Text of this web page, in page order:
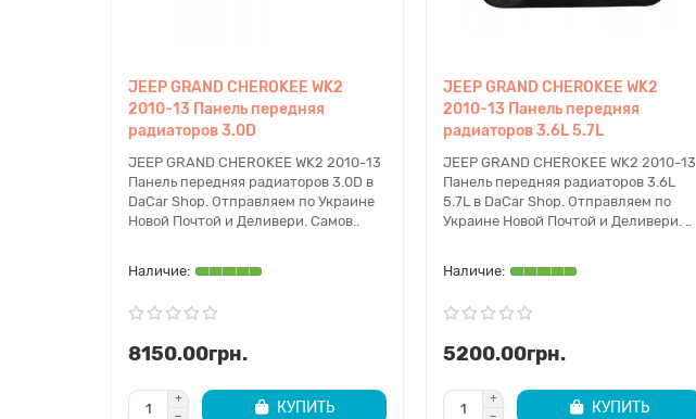
JEEP GRAND CHEROKEE WK2
2010-13 Панель передняя
радиаторов 3.0D
JEEP GRAND CHEROKEE WK2 2010-13
Панель передняя радиаторов 3.0D в
DaCar Shop. Отправляем по Украине
Новой Почтой и Деливери. Самов..
8150.00грн.
КУПИТЬ
JEEP GRAND CHEROKEE WK2
2010-13 Панель передняя
радиаторов 3.6L 5.7L
JEEP GRAND CHEROKEE WK2 2010-13
Панель передняя радиаторов 3.6L
5.7L в DaCar Shop. Отправляем по
Украине Новой Почтой и Деливери. ..
5200.00грн.
КУПИТЬ